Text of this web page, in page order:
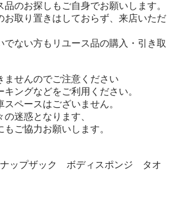
品のお探しもご自身でお願いします。
お取り置きはしておらず、来店いただ
でない方もリユース品の購入・引き取
せんのでご注意ください
ングなどをご利用ください。
ペースはございません。
迷惑となります、
ご協力お願いします。
ップザック　ボディスポンジ　タオ